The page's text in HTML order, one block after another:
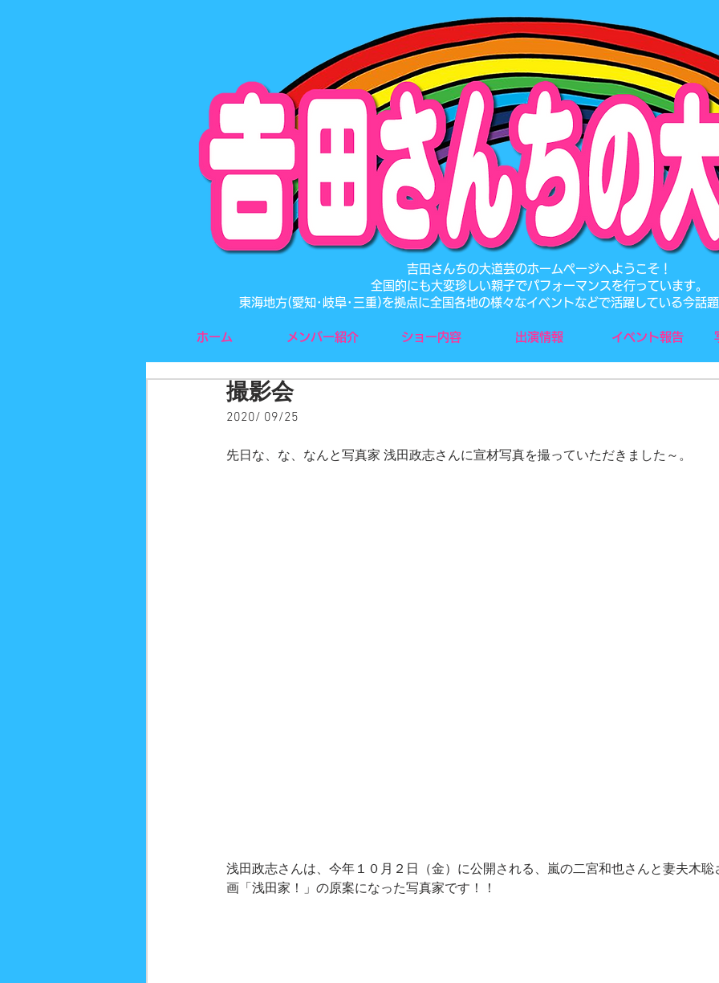
​吉田さんちの大道芸のホームページへようこそ！
全国的にも大変珍しい親子でパフォーマンスを行っています。
東海地方(愛知･岐阜･三重)を拠点に全国各地の様々なイベントなどで活躍している今話
ホーム メンバー紹介 ショー内容 出演情報 イベント報告
撮影会
2020/ 09/25
先日な、な、なんと写真家 浅田政志さんに宣材写真を撮っていただきました～。
浅田政志さんは、今年１０月２日（金）に公開される、嵐の二宮和也さんと妻夫木
画「浅田家！」の原案になった写真家です！！